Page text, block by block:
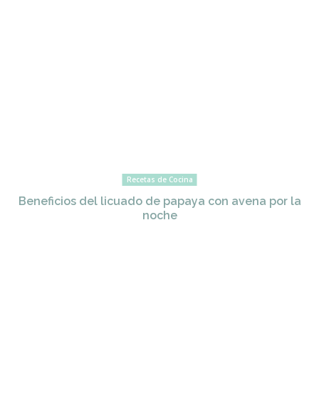
Recetas de Cocina
Beneficios del licuado de papaya con avena por la
noche